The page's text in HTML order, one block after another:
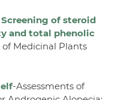
Screening of steroid
and total phenolic
of Medicinal Plants
-Assessments of